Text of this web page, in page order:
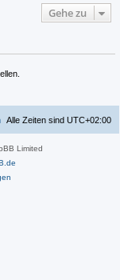
Gehe zu
Alle Zeiten sind UTC+02:00
Limited